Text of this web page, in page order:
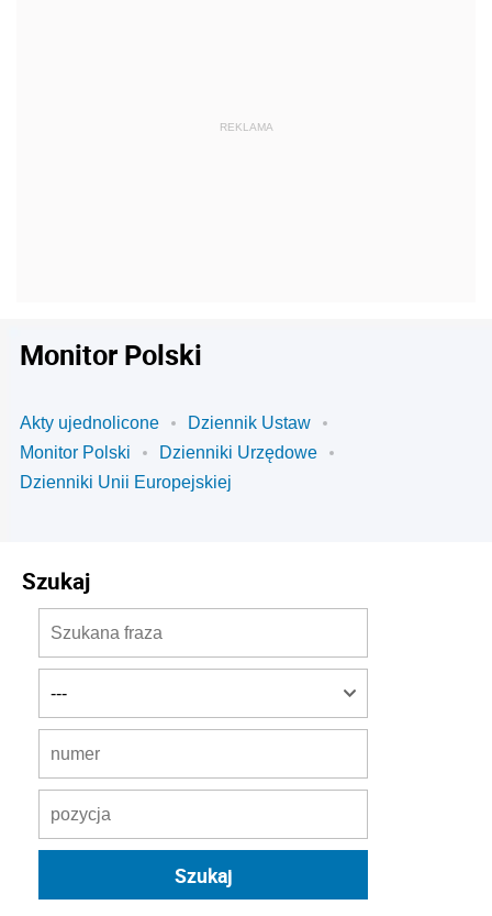
Monitor Polski
Akty ujednolicone
Dziennik Ustaw
Monitor Polski
Dzienniki Urzędowe
Dzienniki Unii Europejskiej
Szukaj